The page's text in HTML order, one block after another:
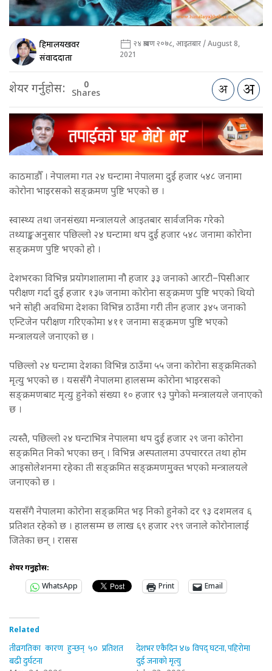
हिमालयखवर
संवाददाता
२४ श्रावण २०७८, आइतबार / August 8,
2021
शेयर गर्नुहोस: 0
Shares
काठमाडौँ । नेपालमा गत २४ घन्टामा नेपालमा दुई हजार ५४८ जनामा
कोरोना भाइरसको सङ्क्रमण पुष्टि भएको छ ।
स्वास्थ्य तथा जनसंख्या मन्त्रालयले आइतबार सार्वजनिक गरेको
तथ्याङ्कअनुसार पछिल्लो २४ घन्टामा थप दुई हजार ५४८ जनामा कोरोना
सङ्क्रमण पुष्टि भएको हो ।
देशभरका विभिन्न प्रयोगशालामा नौ हजार ३३ जनाको आरटी–पिसीआर
परीक्षण गर्दा दुई हजार १३७ जनामा कोरोना सङ्क्रमण पुष्टि भएको थियो
भने सोही अवधिमा देशका विभिन्न ठाउँमा गरी तीन हजार ३४५ जनाको
एन्टिजेन परीक्षण गरिएकोमा ४११ जनामा सङ्क्रमण पुष्टि भएको
मन्त्रालयले जनाएको छ ।
पछिल्लो २४ घन्टामा देशका विभिन्न ठाउँमा ५५ जना कोरोना सङ्क्रमितको
मृत्यु भएको छ । यससँगै नेपालमा हालसम्म कोरोना भाइरसको
सङ्क्रमणबाट मृत्यु हुनेको संख्या १० हजार ९३ पुगेको मन्त्रालयले जनाएको
छ ।
त्यस्तै, पछिल्लो २४ घन्टाभित्र नेपालमा थप दुई हजार २९ जना कोरोना
सङ्क्रमित निको भएका छन् । विभिन्न अस्पतालमा उपचाररत तथा होम
आइसोलेशनमा रहेका ती सङ्क्रमित सङ्क्रमणमुक्त भएको मन्त्रालयले
जनाएको छ ।
यससँगै नेपालमा कोरोना सङ्क्रमित भइ निको हुनेको दर ९३ दशमलव ६
प्रतिशत रहेको छ । हालसम्म छ लाख ६९ हजार २९९ जनाले कोरोनालाई
जितेका छन् । रासस
शेयर गर्नुहोस:
WhatsApp
Print Email
Related
तीव्रगतिका कारण हुन्छन् ५० प्रतिशत
बढी दुर्घटना
देशभर एकैदिन ४७ विपद् घटना, पहिरोमा
दुई जनाको मृत्यु